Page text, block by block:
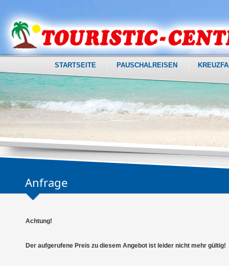
STARTSEITE PAUSCHALREISEN
Anfrage
Achtung!
Der aufgerufene Preis zu diesem Angebot ist leider nicht mehr gültig!